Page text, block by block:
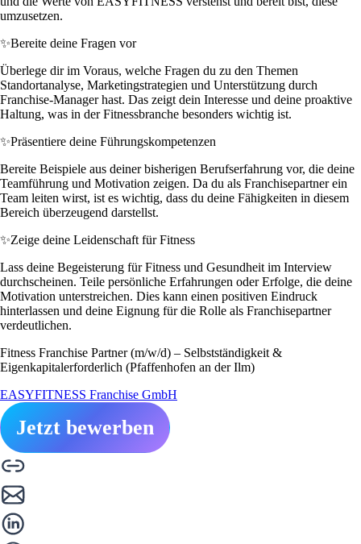
umzusetzen.
✨Bereite deine Fragen vor
Überlege dir im Voraus, welche Fragen du zu den Themen
Standortanalyse, Marketingstrategien und Unterstützung durch
Franchise-Manager hast. Das zeigt dein Interesse und deine proaktive
Haltung, was in der Fitnessbranche besonders wichtig ist.
✨Präsentiere deine Führungskompetenzen
Bereite Beispiele aus deiner bisherigen Berufserfahrung vor, die deine
Teamführung und Motivation zeigen. Da du als Franchisepartner ein
Team leiten wirst, ist es wichtig, dass du deine Fähigkeiten in diesem
Bereich überzeugend darstellst.
✨Zeige deine Leidenschaft für Fitness
Lass deine Begeisterung für Fitness und Gesundheit im Interview
durchscheinen. Teile persönliche Erfahrungen oder Erfolge, die deine
Motivation unterstreichen. Dies kann einen positiven Eindruck
hinterlassen und deine Eignung für die Rolle als Franchisepartner
verdeutlichen.
Fitness Franchise Partner (m/w/d) – Selbstständigkeit &
Eigenkapitalerforderlich (Pfaffenhofen an der Ilm)
EASYFITNESS Franchise GmbH
Jetzt bewerben